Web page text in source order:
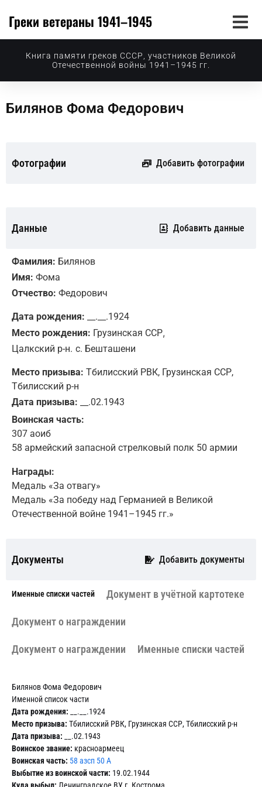
Греки ветераны 1941–1945
Книга памяти греков СССР, участников Великой
Отечественной войны 1941–1945 гг.
Билянов Фома Федорович
Фотографии Добавить фотографии
Данные Добавить данные
Фамилия: Билянов
Имя: Фома
Отчество: Федорович
Дата рождения: __.__.1924
Место рождения: Грузинская ССР,
Цалкский р-н. с. Бешташени
Место призыва: Тбилисский РВК, Грузинская ССР,
Тбилисский р-н
Дата призыва: __.02.1943
Воинская часть:
307 аоиб
58 армейский запасной стрелковый полк 50 армии
Награды:
Медаль «За отвагу»
Медаль «За победу над Германией в Великой
Отечественной войне 1941–1945 гг.»
Документы Добавить документы
Именные списки частей Документ в учётной картотеке
Документ о награждении
Документ о награждении Именные списки частей
Билянов Фома Федорович
Именной список части
Дата рождения: __.__.1924
Место призыва: Тбилисский РВК, Грузинская ССР, Тбилисский р-н
Дата призыва: __.02.1943
Воинское звание: красноармеец
Воинская часть: 58 азсп 50 А
Выбытие из воинской части: 19.02.1944